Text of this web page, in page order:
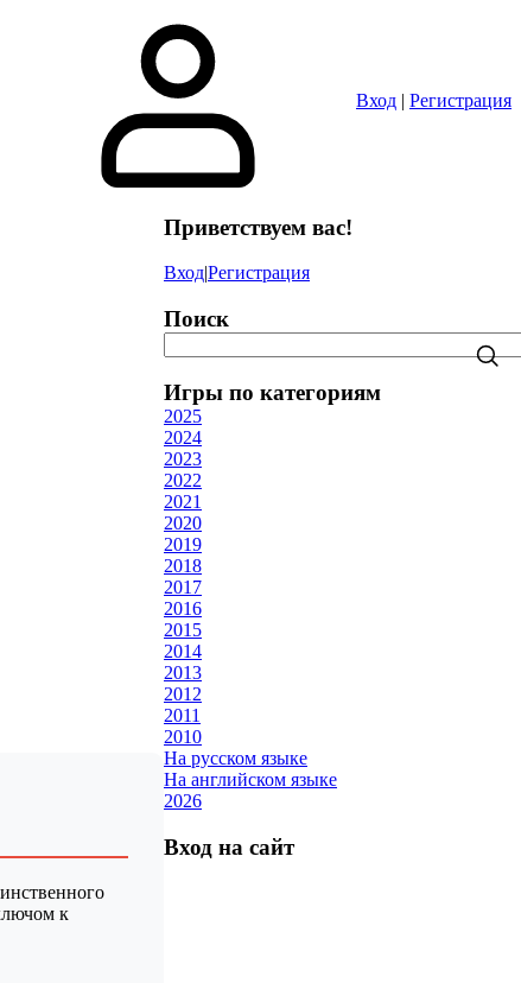
Вход | Регистрация
к
Приветствуем вас!
Вход|Регистрация
Поиск
Игры по категориям
2025
2024
2023
2022
2021
2020
2019
2018
2017
2016
2015
2014
2013
2012
2011
2010
На русском языке
На английском языке
2026
Вход на сайт